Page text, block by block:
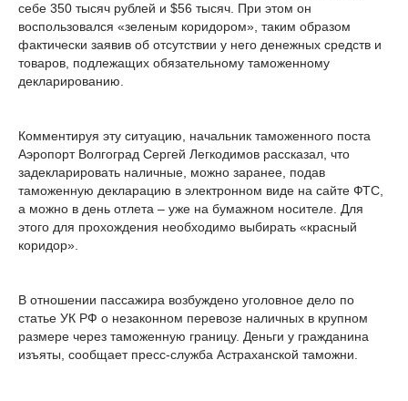
себе 350 тысяч рублей и $56 тысяч. При этом он
воспользовался «зеленым коридором», таким образом
фактически заявив об отсутствии у него денежных средств и
товаров, подлежащих обязательному таможенному
декларированию.
Комментируя эту ситуацию, начальник таможенного поста
Аэропорт Волгоград Сергей Легкодимов рассказал, что
задекларировать наличные, можно заранее, подав
таможенную декларацию в электронном виде на сайте ФТС,
а можно в день отлета – уже на бумажном носителе. Для
этого для прохождения необходимо выбирать «красный
коридор».
В отношении пассажира возбуждено уголовное дело по
статье УК РФ о незаконном перевозе наличных в крупном
размере через таможенную границу. Деньги у гражданина
изъяты, сообщает пресс-служба Астраханской таможни.